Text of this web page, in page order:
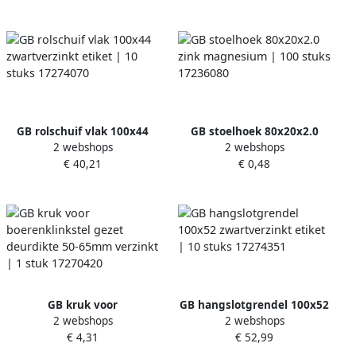
GB rolschuif vlak 100x44
zwartverzinkt etiket | 10
stuks 17274070
2 webshops
€ 40,21
GB stoelhoek 80x20x2.0
zink magnesium | 100 stuks
17236080
2 webshops
€ 0,48
GB kruk voor
boerenklinkstel gezet
deurdikte 50-65mm
2 webshops
€ 4,31
GB hangslotgrendel 100x52
zwartverzinkt etiket | 10
stuks 17274351
2 webshops
€ 52,99